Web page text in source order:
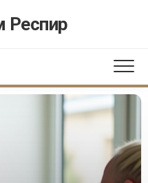
Респир